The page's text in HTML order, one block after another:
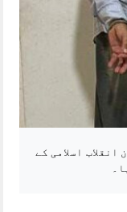
اسلامی کے